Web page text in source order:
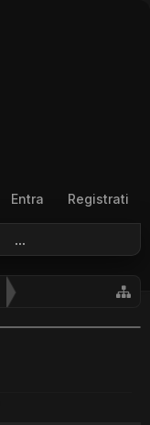
...
Entra Registrati